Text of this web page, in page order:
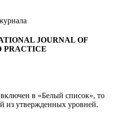
JOURNAL OF
PRACTICE
в «Белый список», то
из утвержденных уровней.